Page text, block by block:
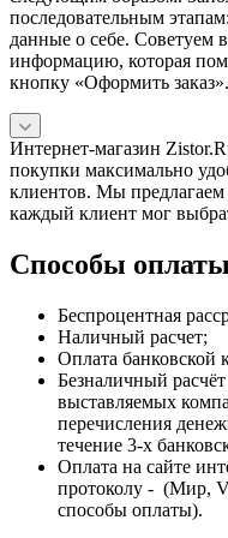
последовательным
данные о себе. Советуем
информацию, которая
кнопку «Оформить заказ».
Интернет-магазин
покупки максимально
клиентов. Мы
каждый клиент мог
Способы
Беспроцентная
Наличный расчет;
Оплата банковской
Безналичный
выставляемых
перечисления
течение 3-х
Оплата на сайте
протоколу - (Мир,
способы оплаты).